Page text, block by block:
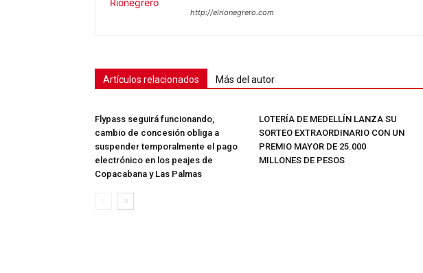
http://elrionegrero.com
Artículos relacionados Más del autor
Flypass seguirá funcionando,
cambio de concesión obliga a
suspender temporalmente el pago
electrónico en los peajes de
Copacabana y Las Palmas
LOTERÍA DE MEDELLÍN LANZA SU
SORTEO EXTRAORDINARIO CON UN
PREMIO MAYOR DE 25.000
MILLONES DE PESOS